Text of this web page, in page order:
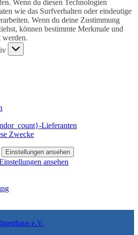
Wenn du diesen Technologien
wie das Surfverhalten oder eindeutige
Wenn du deine Zustimmung
können bestimmte Merkmale und
werden.
Lieferanten
Zwecke
Einstellungen ansehen
ansehen